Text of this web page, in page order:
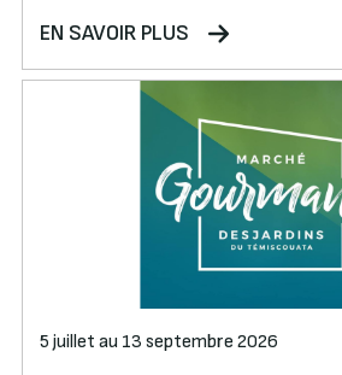
EN SAVOIR PLUS
5 juillet au 13 septembre 2026